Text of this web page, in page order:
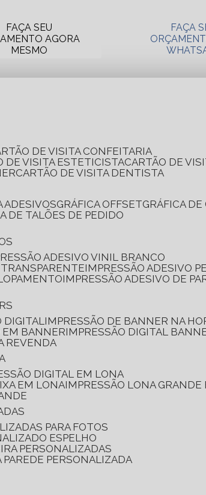
FAÇA SEU
AGORA
MESMO
FAÇA
DE VISITA CONFEITARIA
DE VISITA ESTETICISTA CARTÃO DE
CARTÃO DE VISITA DENTISTA
ADESIVOS GRÁFICA OFFSET
GRÁFICA
DE TALÕES DE PEDIDO
ADESIVO VINIL BRANCO
IMPRESSÃO ADESIVO
IMPRESSÃO ADESIVO DE
DIGITAL IMPRESSÃO DE BANNER NA
EM BANNER IMPRESSÃO DIGITAL
REVENDA
DIGITAL EM LONA
EM LONA IMPRESSÃO LONA GRANDE
PARA FOTOS
ESPELHO
PERSONALIZADAS
PAREDE PERSONALIZADA